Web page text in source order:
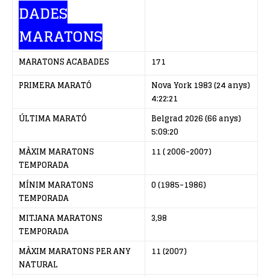
DADES
MARATONS
MARATONS ACABADES
171
PRIMERA MARATÓ
Nova York 1983 (24 anys)
4:22:21
ÚLTIMA MARATÓ
Belgrad 2026 (66 anys)
5:09:20
MÀXIM MARATONS
TEMPORADA
11 ( 2006-2007)
MÍNIM MARATONS
TEMPORADA
0 (1985-1986)
MITJANA MARATONS
TEMPORADA
3,98
MÀXIM MARATONS PER ANY
NATURAL
11 (2007)